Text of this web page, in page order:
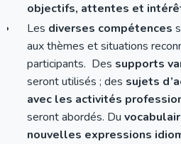
objectifs, attentes et
Les diverses compétences
aux thèmes et situations
participants. Des supports
seront utilisés ; des sujets
avec les activités
seront abordés. Du
nouvelles expressions